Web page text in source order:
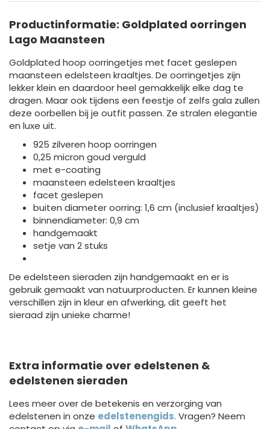
Productinformatie: Goldplated oorringen
Lago Maansteen
Goldplated hoop oorringetjes met facet geslepen
maansteen edelsteen kraaltjes. De oorringetjes zijn
lekker klein en daardoor heel gemakkelijk elke dag te
dragen. Maar ook tijdens een feestje of zelfs gala zullen
deze oorbellen bij je outfit passen. Ze stralen elegantie
en luxe uit.
925 zilveren hoop oorringen
0,25 micron goud verguld
met e-coating
maansteen edelsteen kraaltjes
facet geslepen
buiten diameter oorring: 1,6 cm (inclusief kraaltjes)
binnendiameter: 0,9 cm
handgemaakt
setje van 2 stuks
De edelsteen sieraden zijn handgemaakt en er is
gebruik gemaakt van natuurproducten. Er kunnen kleine
verschillen zijn in kleur en afwerking, dit geeft het
sieraad zijn unieke charme!
Extra informatie over edelstenen &
edelstenen sieraden
Lees meer over de betekenis en verzorging van
edelstenen in onze edelstenengids. Vragen? Neem